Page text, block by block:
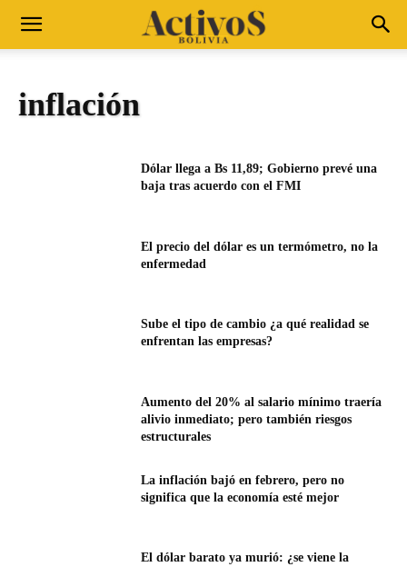
inflación
Dólar llega a Bs 11,89; Gobierno prevé una
baja tras acuerdo con el FMI
El precio del dólar es un termómetro, no la
enfermedad
Sube el tipo de cambio ¿a qué realidad se
enfrentan las empresas?
Aumento del 20% al salario mínimo traería
alivio inmediato; pero también riesgos
estructurales
La inflación bajó en febrero, pero no
significa que la economía esté mejor
El dólar barato ya murió: ¿se viene la